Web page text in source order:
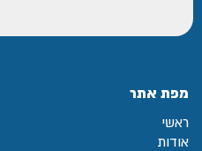
מפת אתר
ראשי
אודות